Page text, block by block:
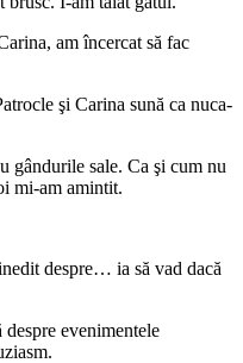
am încer­cat să fac
şi Carina sună ca nuca-
gândurile sale. Ca şi cum nu
mi-am amintit.
despre… ia să vad dacă
evenimen­tele